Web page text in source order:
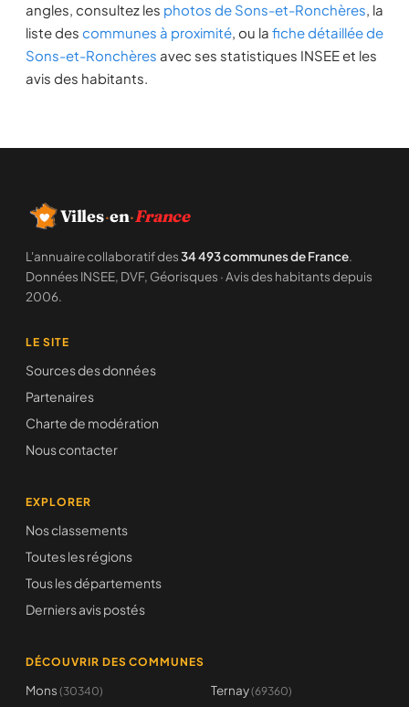
angles, consultez les photos de Sons-et-Ronchères, la
liste des communes à proximité, ou la fiche détaillée de
Sons-et-Ronchères avec ses statistiques INSEE et les
avis des habitants.
Villes·en·France
L'annuaire collaboratif des34 493 communes de France.
Données INSEE, DVF, Géorisques · Avis des habitants depuis
2006.
LE SITE
Sources des données
Partenaires
Charte de modération
Nous contacter
EXPLORER
Nos classements
Toutes les régions
Tous les départements
Derniers avis postés
DÉCOUVRIR DES COMMUNES
Mons (30340) Ternay(69360)